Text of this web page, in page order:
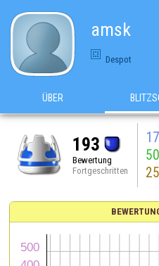
amsk
Despot
ÜBER
193
Bewertung
Fortgeschritten